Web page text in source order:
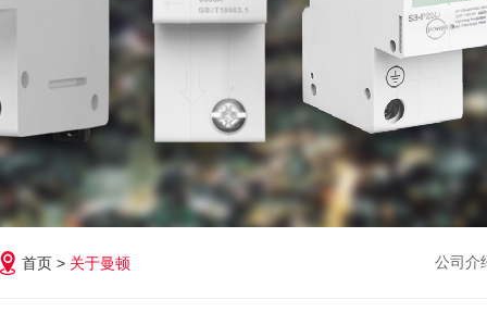
首页 > 关于曼顿 公司介